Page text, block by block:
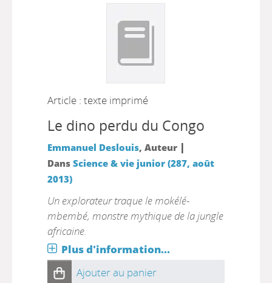
Article : texte imprimé
Le dino perdu du Congo
Emmanuel Deslouis, Auteur |
Dans Science & vie junior (287, août
2013)
Un explorateur traque le mokélé-
mbembé, monstre mythique de la jungle
africaine.
Plus d'information...
Ajouter au panier